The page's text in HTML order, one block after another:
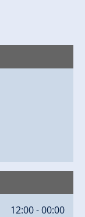
12:00 - 00:00